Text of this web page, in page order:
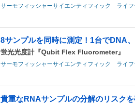
サーモフィッシャーサイエンティフィック ライ
8サンプルを同時に測定！1台でDNA
蛍光光度計『Qubit Flex Fluorometer』
サーモフィッシャーサイエンティフィック ライ
貴重なRNAサンプルの分解のリスク